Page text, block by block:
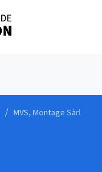
MVS, Montage Sàrl